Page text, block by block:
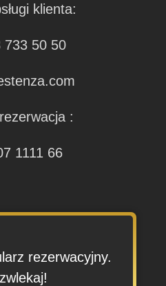
klienta:
733 50 50
:
1111 66
rezerwacyjny.